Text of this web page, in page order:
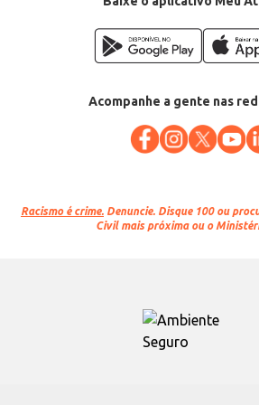
Acompanhe a gente nas
Racismo é crime. Denuncie. Disque 100 ou
Civil mais próxima ou o